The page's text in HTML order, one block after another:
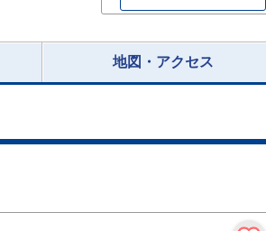
地図・アクセス